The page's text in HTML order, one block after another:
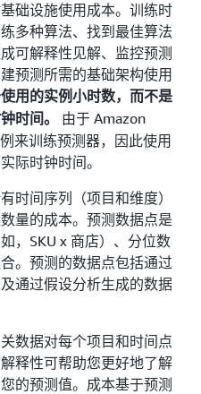
础设施使用成本。训练时
多种算法、找到最佳算法
可解释性见解、监控预测
预测所需的基础架构使用
用的实例小时数，而不是
时间。
由于 Amazon
来训练预测器，因此使用
际时钟时间。
时间序列（项目和维度）
量的成本。预测数据点是
，SKU x 商店）、分位数
。预测的数据点包括通过
通过假设分析生成的数据
数据对每个项目和时间点
释性可帮助您更好地了解
的预测值。成本基于预测